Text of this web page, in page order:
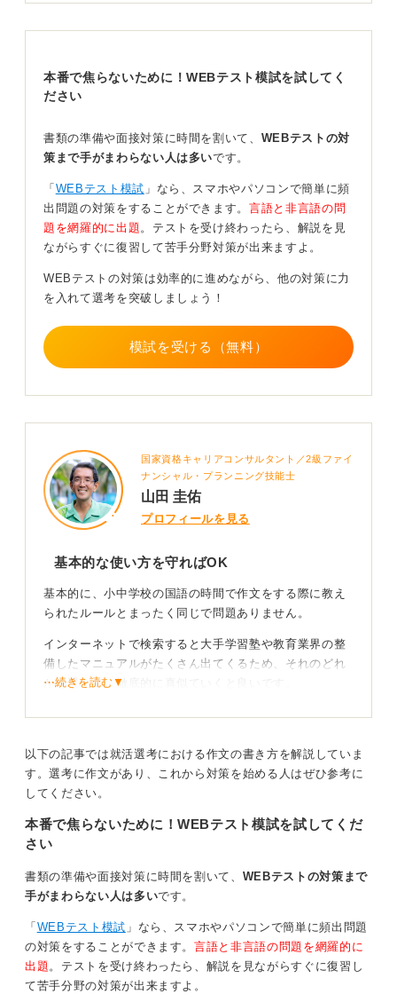
文字の書き方から構成まで誠実さを演出しよう
さが極端に違う、誤字を無理に直す、などは読みづらさ
につながり評価が下がります。
丁寧で整った字は、それだけで、「仕事も丁寧に進めそ
う」という印象を与えます。
採用担当者が見ているのは、内容の筋が通っているか、
書く前に、結論→理由→具体例→最後にまとめの流れを
ます。
最後に、手書き作文は雑に書く人と丁寧に書く人がはっ
す。
0
本番で焦らないために！WEBテスト模試を試してく
ださい
書類の準備や面接対策に時間を割いて、 WEBテストの対
策まで手がまわらない人は多いです。
「 WEBテスト模試 」なら、スマホやパソコンで簡単に頻
出問題の対策をすることができます。言語と非言語の問
題を網羅的に出題 。テストを受け終わったら、解説を見
ながらすぐに復習して苦手分野対策が出来ますよ。
WEBテストの対策は効率的に進めながら、他の対策に力
を入れて選考を突破しましょう！
模試を受ける（無料）
国家資格キャリアコンサルタント／2級ファイ
ナンシャル・プランニング技能士
山田 圭佑
プロフィールを見る
基本的な使い方を守ればOK
基本的に、小中学校の国語の時間で作文をする際に教え
られたルールとまったく同じで問題ありません。
インターネットで検索すると大手学習塾や教育業界の整
備したマニュアルがたくさん出てくるため、それのどれ
かを選んで、徹底的に真似ていくと良いです。
ぎると混乱してしまうかもしれません。
人物のセリフのかぎ括弧を挿入するとき、前後の行を2行
ば、原稿用紙の使い方によって減点は起きません。
望度が低い」「基礎能力に欠ける」とみなされ、内容以
前に足切りされるケースが多々あるため、基本ルールは
読まれない可能性も……？ わかりやすい構成が重
要！
⋯続きを読む▼
以下の記事では就活選考における作文の書き方を解説していま
す。選考に作文があり、これから対策を始める人はぜひ参考に
してください。
本番で焦らないために！WEBテスト模試を試してくだ
さい
書類の準備や面接対策に時間を割いて、 WEBテストの対策まで
手がまわらない人は多いです。
「 WEBテスト模試 」なら、スマホやパソコンで簡単に頻出問題
の対策をすることができます。言語と非言語の問題を網羅的に
出題。テストを受け終わったら、解説を見ながらすぐに復習し
て苦手分野の対策が出来ますよ。